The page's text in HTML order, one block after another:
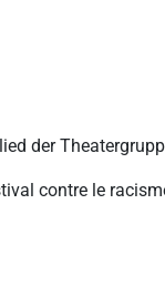
der
contre le